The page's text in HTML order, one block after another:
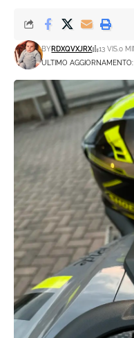
ULTIMO
BY RDXQVXJRX 13 VIS.0